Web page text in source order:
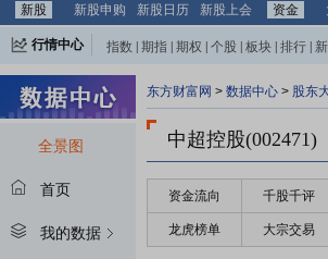
新股
新股申购 新股日历 新股上会 资金
行情中心 指数 期指 期权 个股 板块 排行
全景图
首页
我的数据
东方财富网 > 数据中心 > 股东
中超控股(002471)
资金流向 千股千评
龙虎榜单 大宗交易